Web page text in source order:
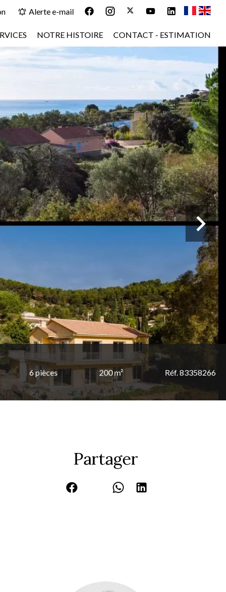
Alerte e-mail
NOTRE HISTOIRE CONTACT - ESTIMATION
6 pièces 200 m² Réf. 83358266
Partager